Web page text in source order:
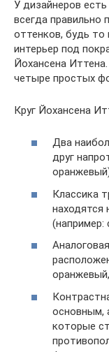
У дизайнеров
всегда правильно
оттенков, будь то
интерьер под
Йохансена
четыре простых
Круг Йохансена
Два
друг
Классика
находятся
(например:
основным,
которые